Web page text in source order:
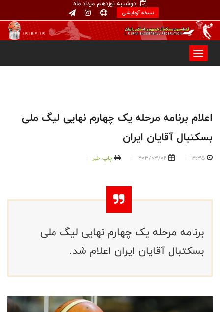
دوشنبه نوزدهم مرداد ماه
نسخه آزمایشی
اعلام برنامه مرحله یک چهارم نهایی لیگ ملی
بسکتبال آقایان ایران
14:35
1403/03/02 چاپ خبر
برنامه مرحله یک چهارم نهایی لیگ ملی
بسکتبال آقایان ایران اعلام شد.